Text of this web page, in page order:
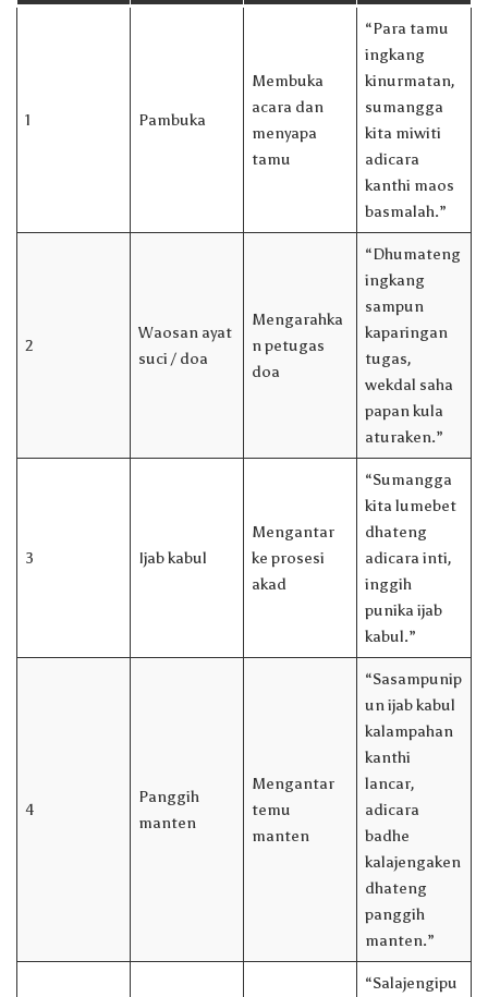
1 Pambuka
Membuka
acara dan
menyapa
tamu
“Para tamu
ingkang
kinurmatan,
sumangga
kita miwiti
adicara
kanthi maos
basmalah.”
2
Waosan ayat
suci / doa
Mengarahka
n petugas
doa
“Dhumateng
ingkang
sampun
kaparingan
tugas,
wekdal saha
papan kula
aturaken.”
3 Ijab kabul
Mengantar
ke prosesi
akad
“Sumangga
kita lumebet
dhateng
adicara inti,
inggih
punika ijab
kabul.”
4
Panggih
manten
Mengantar
temu
manten
“Sasampunip
un ijab kabul
kalampahan
kanthi
lancar,
adicara
badhe
kalajengaken
dhateng
panggih
manten.”
“Salajengipu